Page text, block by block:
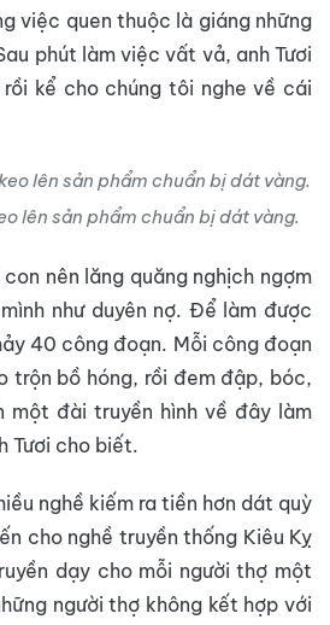
việc quen thuộc là giáng những
phút làm việc vất vả, anh Tươi
kể cho chúng tôi nghe về cái
lên sản phẩm chuẩn bị dát vàng.
nên lăng quăng nghịch ngợm
như duyên nợ. Để làm được
40 công đoạn. Mỗi công đoạn
trộn bồ hóng, rồi đem đập, bóc,
một đài truyền hình về đây làm
Tươi cho biết.
nghề kiếm ra tiền hơn dát quỳ
cho nghề truyền thống Kiêu Kỵ
dạy cho mỗi người thợ một
người thợ không kết hợp với